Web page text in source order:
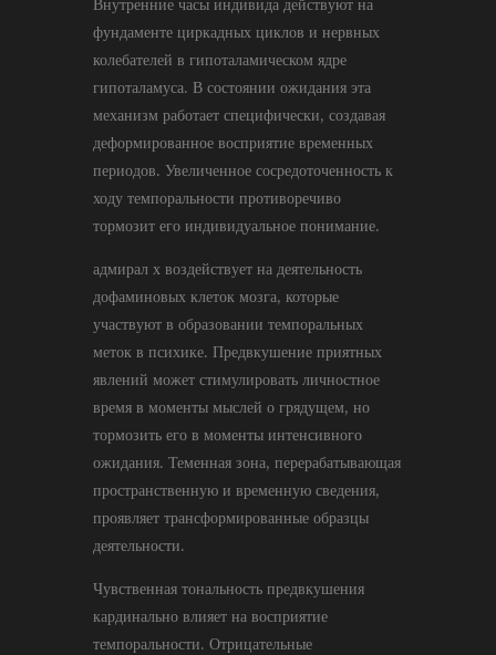
Внутренние часы индивида действуют на
фундаменте циркадных циклов и нервных
колебателей в гипоталамическом ядре
гипоталамуса. В состоянии ожидания эта
механизм работает специфически, создавая
деформированное восприятие временных
периодов. Увеличенное сосредоточенность к
ходу темпоральности противоречиво
тормозит его индивидуальное понимание.
адмирал х воздействует на деятельность
дофаминовых клеток мозга, которые
участвуют в образовании темпоральных
меток в психике. Предвкушение приятных
явлений может стимулировать личностное
время в моменты мыслей о грядущем, но
тормозить его в моменты интенсивного
ожидания. Теменная зона, перерабатывающая
пространственную и временную сведения,
проявляет трансформированные образцы
деятельности.
Чувственная тональность предвкушения
кардинально влияет на восприятие
темпоральности. Отрицательные